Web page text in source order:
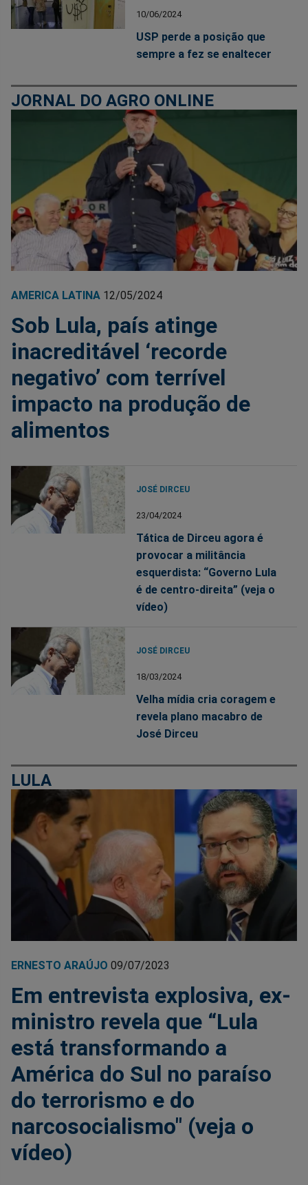
10/06/2024
USP perde a posição que
sempre a fez se enaltecer
JORNAL DO AGRO ONLINE
AMERICA LATINA 12/05/2024
Sob Lula, país atinge
inacreditável ‘recorde
negativo’ com terrível
impacto na produção de
alimentos
JOSÉ DIRCEU
23/04/2024
Tática de Dirceu agora é
provocar a militância
esquerdista: “Governo Lula
é de centro-direita” (veja o
vídeo)
JOSÉ DIRCEU
18/03/2024
Velha mídia cria coragem e
revela plano macabro de
José Dirceu
LULA
ERNESTO ARAÚJO 09/07/2023
Em entrevista explosiva, ex-
ministro revela que “Lula
está transformando a
América do Sul no paraíso
do terrorismo e do
narcosocialismo" (veja o
vídeo)